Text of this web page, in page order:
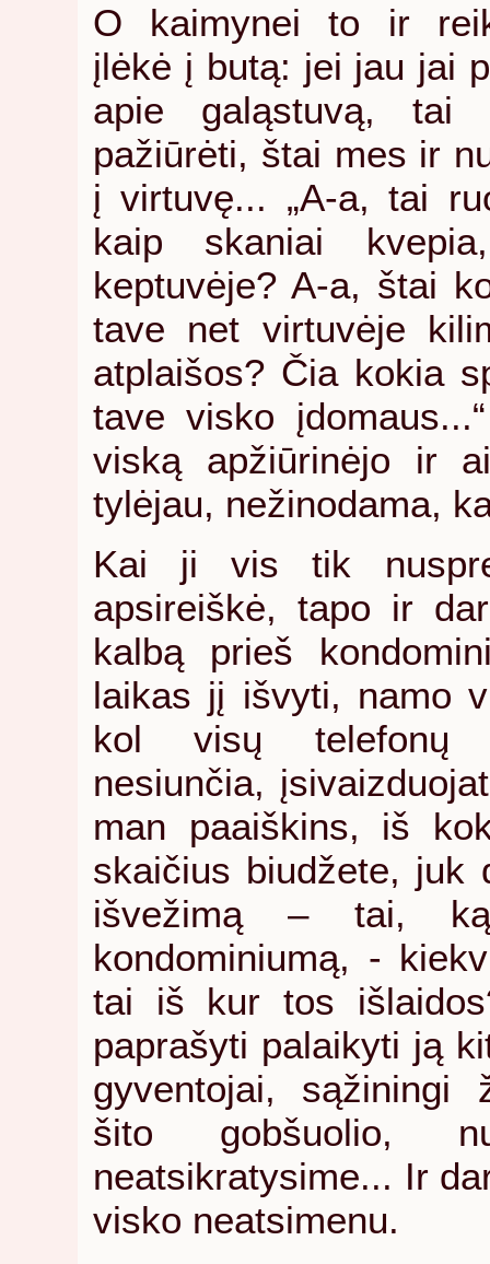
O kaimynei to ir
įlėkė į butą: jei jau jai
apie galąstuvą,
pažiūrėti, štai mes ir
į virtuvę... „A-a, tai
kaip skaniai
keptuvėje? A-a, štai
tave net virtuvėje
atplaišos? Čia kokia
tave visko
viską apžiūrinėjo ir
tylėjau, nežinodama,
Kai ji vis tik
apsireiškė, tapo ir
kalbą prieš
laikas jį išvyti, namo
kol visų telefonų
nesiunčia,
man paaiškins, iš
skaičius biudžete, juk
išvežimą – tai,
kondominiumą, -
tai iš kur tos
paprašyti palaikyti ją
gyventojai, sąžiningi
šito gobšuolio,
neatsikratysime... Ir
visko neatsimenu.